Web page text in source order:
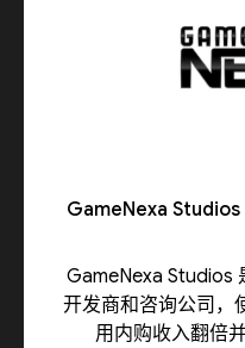
GameNexa
GameNexa Studios
开发商和咨询公司，
用内购收入翻倍